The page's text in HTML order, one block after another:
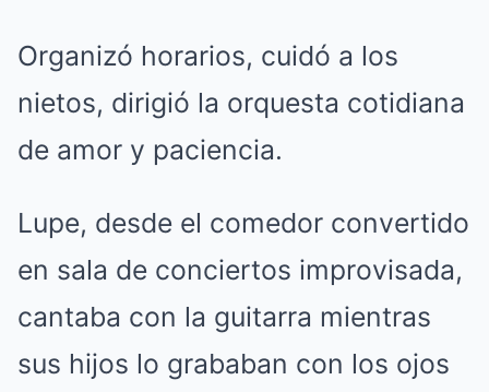
Organizó horarios, cuidó a los
nietos, dirigió la orquesta cotidiana
de amor y paciencia.
Lupe, desde el comedor convertido
en sala de conciertos improvisada,
cantaba con la guitarra mientras
sus hijos lo grababan con los ojos